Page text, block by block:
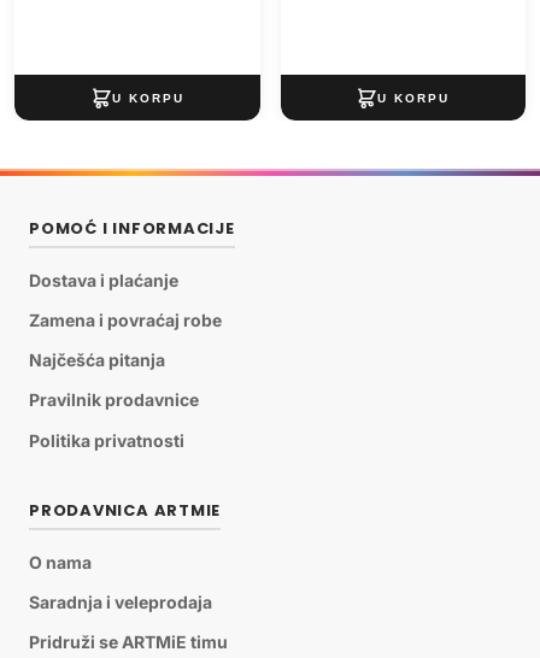
POMOĆ I INFORMACIJE
Dostava i plaćanje
Zamena i povraćaj robe
Najčešća pitanja
Pravilnik prodavnice
Politika privatnosti
PRODAVNICA ARTMIE
O nama
Saradnja i veleprodaja
Pridruži se ARTMiE timu